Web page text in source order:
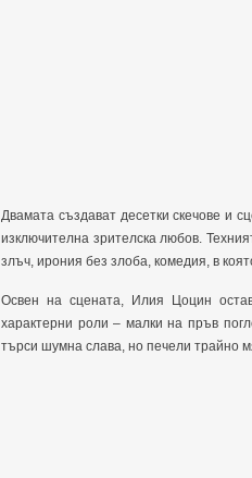
Двамата създават десетки скечове и
изключителна зрителска любов.
злъч, ирония без злоба, комедия, в
Освен на сцената, Илия Цоцин
характерни роли – малки на пръв
търси шумна слава, но печели трайно